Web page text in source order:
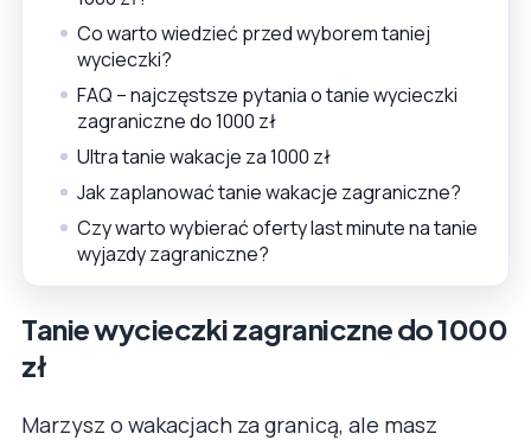
Co warto wiedzieć przed wyborem taniej
wycieczki?
FAQ – najczęstsze pytania o tanie wycieczki
zagraniczne do 1000 zł
Ultra tanie wakacje za 1000 zł
Jak zaplanować tanie wakacje zagraniczne?
Czy warto wybierać oferty last minute na tanie
wyjazdy zagraniczne?
Tanie wycieczki zagraniczne do 1000
zł
Marzysz o wakacjach za granicą, ale masz